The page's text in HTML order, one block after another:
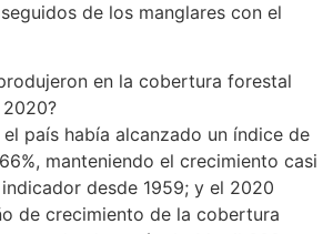
de los manglares con el
en la cobertura forestal
país había alcanzado un índice de
manteniendo el crecimiento casi
desde 1959; y el 2020
de crecimiento de la cobertura